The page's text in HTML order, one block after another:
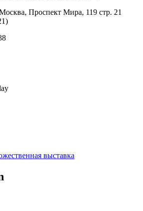
Проспект Мира, 119 стр. 21
выставка